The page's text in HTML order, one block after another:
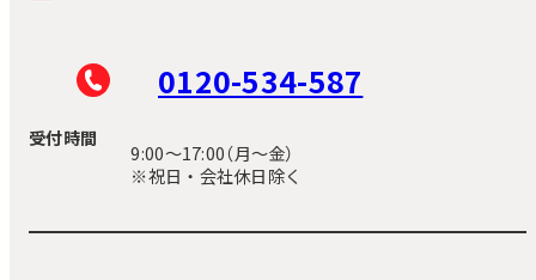
0120-534-587
受付時間
9:00〜17:00（月～金）
※祝日・会社休日除く